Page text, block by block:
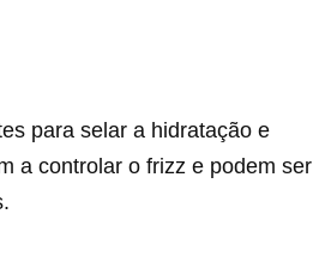
para selar a hidratação e
a controlar o frizz e podem ser